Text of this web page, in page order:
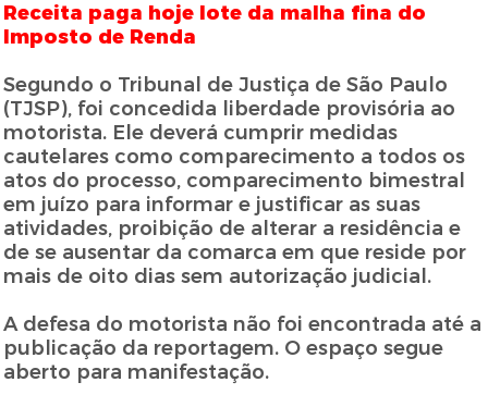
Receita paga hoje lote da malha fina do
Imposto de Renda
Segundo o Tribunal de Justiça de São Paulo
(TJSP), foi concedida liberdade provisória ao
motorista. Ele deverá cumprir medidas
cautelares como comparecimento a todos os
atos do processo, comparecimento bimestral
em juízo para informar e justificar as suas
atividades, proibição de alterar a residência e
de se ausentar da comarca em que reside por
mais de oito dias sem autorização judicial.
A defesa do motorista não foi encontrada até a
publicação da reportagem. O espaço segue
aberto para manifestação.